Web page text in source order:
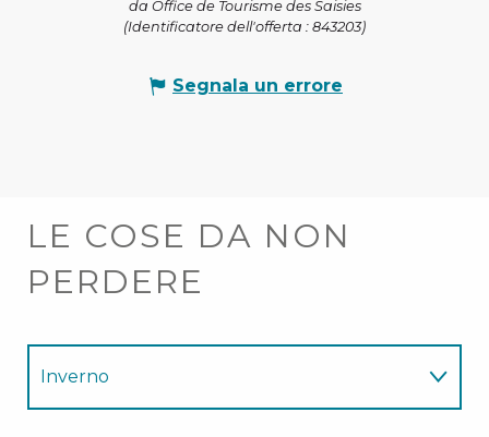
da Office de Tourisme des Saisies
(Identificatore dell'offerta : 843203)
Segnala un errore
LE COSE DA NON
PERDERE
Inverno